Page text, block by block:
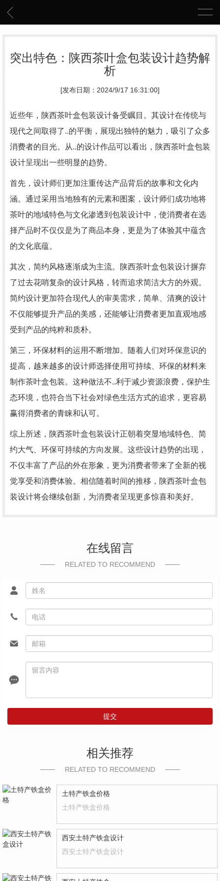
突出特色：陕西茶叶盒包装设计趋势解
析
[发布日期：2024/9/17 16:31:00]
近些年，陕西茶叶盒包装设计备受瞩目。其设计在传统与
现代之间取得了..的平衡，展现出独特的魅力，吸引了众多
消费者的目光。从..的设计作品可以看出，陕西茶叶盒包装
设计呈现出一些明显的趋势。
首先，设计师们更加注重传达产品背后的故事和文化内
涵。通过采用当地独有的元素和图案，设计师们成功地将
茶叶的地域特色与文化渗透到包装设计中，使消费者在选
择产品时不仅仅是为了商品本身，更是为了体验其中蕴含
的文化底蕴。
其次，简约风格逐渐成为主流。陕西茶叶盒包装设计摒弃
了过去花哨复杂的设计风格，转而追求简洁大方的外观。
简约设计更加符合现代人的审美需求，简单、清爽的设计
不仅能够提升产品的美感，还能够让消费者更加直观地感
受到产品的纯粹和质朴。
第三，环保材料的运用不断增加。随着人们对环保意识的
提高，越来越多的设计师选择使用可持续、环保的材料来
制作茶叶盒包装。这种做法不..利于减少资源浪费，保护生
态环境，也符合当下社会对绿色生活方式的追求，更容易
赢得消费者的青睐和认可。
综上所述，陕西茶叶盒包装设计正朝着突显地域特色、简
约大气、环保可持续的方向发展。这些设计趋势的出现，
不仅丰富了产品的外在形象，更为消费者带来了全新的视
觉享受和消费体验。相信随着时间的推移，陕西茶叶盒包
装设计将会继续创新，为消费者呈现更多惊喜和美好。
在线留言
RELATED TO RECOMMEND
提交
相关推荐
RELATED TO RECOMMEND
土特产铁盒价格
土特产铁盒价格
西安土特产铁盒设计
西安土特产铁盒设计